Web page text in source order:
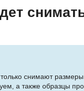
снимают
а также образцы